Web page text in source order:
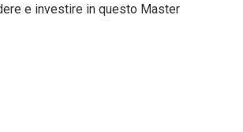
e investire in questo Master